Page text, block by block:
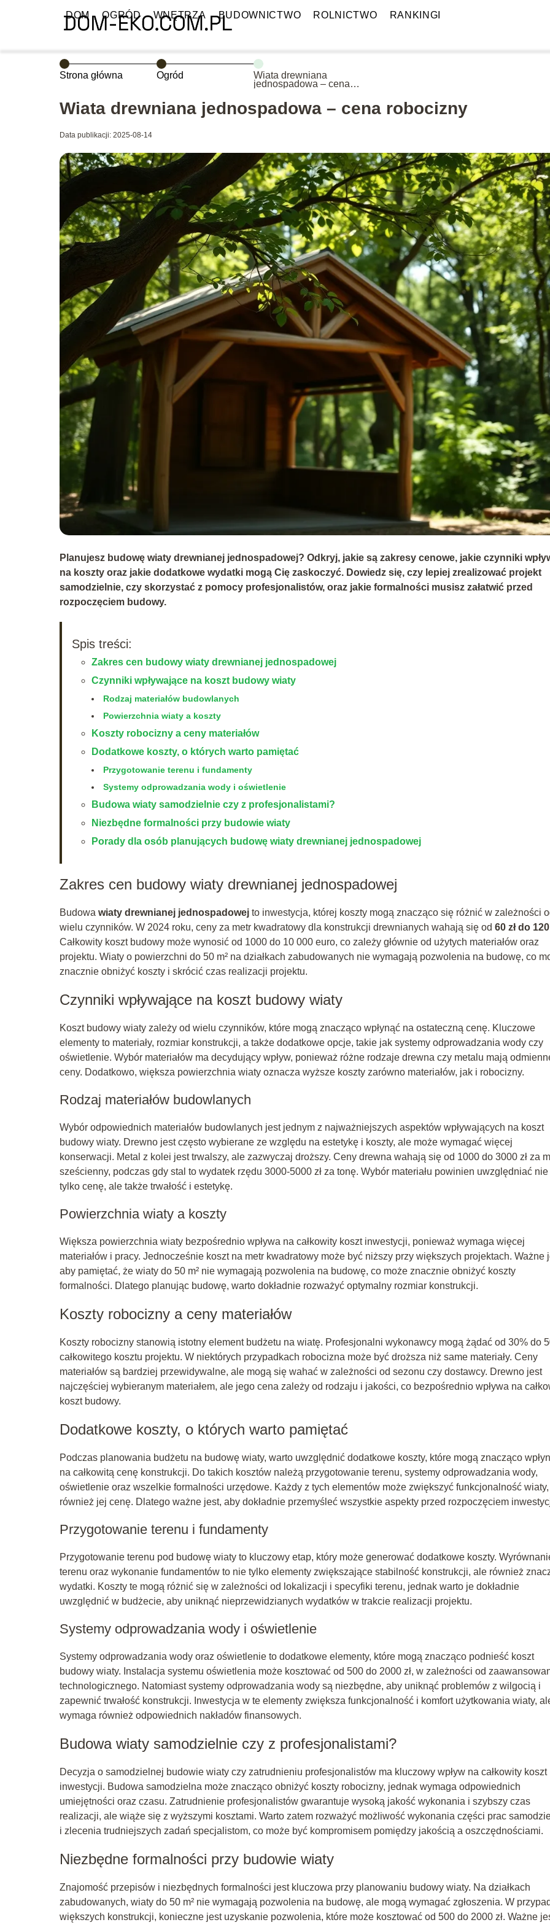
DOM OGRÓD WNĘTRZA BUDOWNICTWO ROLNICTWO RANKINGI
Strona główna Ogród
Wiata drewniana
jednospadowa – cena
Wiata drewniana jednospadowa – cena robocizny
Data publikacji: 2025-08-14
Planujesz budowę wiaty drewnianej jednospadowej? Odkryj, jakie są zakresy cenowe, jakie czynniki
na koszty oraz jakie dodatkowe wydatki mogą Cię zaskoczyć. Dowiedz się, czy lepiej zrealizować projekt
samodzielnie, czy skorzystać z pomocy profesjonalistów, oraz jakie formalności musisz załatwić przed
rozpoczęciem budowy.
Spis treści:
Zakres cen budowy wiaty drewnianej jednospadowej
Czynniki wpływające na koszt budowy wiaty
Rodzaj materiałów budowlanych
Powierzchnia wiaty a koszty
Koszty robocizny a ceny materiałów
Dodatkowe koszty, o których warto pamiętać
Przygotowanie terenu i fundamenty
Systemy odprowadzania wody i oświetlenie
Budowa wiaty samodzielnie czy z profesjonalistami?
Niezbędne formalności przy budowie wiaty
Porady dla osób planujących budowę wiaty drewnianej jednospadowej
Zakres cen budowy wiaty drewnianej jednospadowej
Budowa wiaty drewnianej jednospadowej to inwestycja, której koszty mogą znacząco się różnić w zależności
wielu czynników. W 2024 roku, ceny za metr kwadratowy dla konstrukcji drewnianych wahają się od 60 zł do 120
Całkowity koszt budowy może wynosić od 1000 do 10 000 euro, co zależy głównie od użytych materiałów oraz
projektu. Wiaty o powierzchni do 50 m² na działkach zabudowanych nie wymagają pozwolenia na budowę, co
znacznie obniżyć koszty i skrócić czas realizacji projektu.
Czynniki wpływające na koszt budowy wiaty
Koszt budowy wiaty zależy od wielu czynników, które mogą znacząco wpłynąć na ostateczną cenę. Kluczowe
elementy to materiały, rozmiar konstrukcji, a także dodatkowe opcje, takie jak systemy odprowadzania wody czy
oświetlenie. Wybór materiałów ma decydujący wpływ, ponieważ różne rodzaje drewna czy metalu mają
ceny. Dodatkowo, większa powierzchnia wiaty oznacza wyższe koszty zarówno materiałów, jak i robocizny.
Rodzaj materiałów budowlanych
Wybór odpowiednich materiałów budowlanych jest jednym z najważniejszych aspektów wpływających na koszt
budowy wiaty. Drewno jest często wybierane ze względu na estetykę i koszty, ale może wymagać więcej
konserwacji. Metal z kolei jest trwalszy, ale zazwyczaj droższy. Ceny drewna wahają się od 1000 do 3000 zł za
sześcienny, podczas gdy stal to wydatek rzędu 3000-5000 zł za tonę. Wybór materiału powinien uwzględniać nie
tylko cenę, ale także trwałość i estetykę.
Powierzchnia wiaty a koszty
Większa powierzchnia wiaty bezpośrednio wpływa na całkowity koszt inwestycji, ponieważ wymaga więcej
materiałów i pracy. Jednocześnie koszt na metr kwadratowy może być niższy przy większych projektach. Ważne
aby pamiętać, że wiaty do 50 m² nie wymagają pozwolenia na budowę, co może znacznie obniżyć koszty
formalności. Dlatego planując budowę, warto dokładnie rozważyć optymalny rozmiar konstrukcji.
Koszty robocizny a ceny materiałów
Koszty robocizny stanowią istotny element budżetu na wiatę. Profesjonalni wykonawcy mogą żądać od 30% do
całkowitego kosztu projektu. W niektórych przypadkach robocizna może być droższa niż same materiały. Ceny
materiałów są bardziej przewidywalne, ale mogą się wahać w zależności od sezonu czy dostawcy. Drewno jest
najczęściej wybieranym materiałem, ale jego cena zależy od rodzaju i jakości, co bezpośrednio wpływa na
koszt budowy.
Dodatkowe koszty, o których warto pamiętać
Podczas planowania budżetu na budowę wiaty, warto uwzględnić dodatkowe koszty, które mogą znacząco
na całkowitą cenę konstrukcji. Do takich kosztów należą przygotowanie terenu, systemy odprowadzania wody,
oświetlenie oraz wszelkie formalności urzędowe. Każdy z tych elementów może zwiększyć funkcjonalność
również jej cenę. Dlatego ważne jest, aby dokładnie przemyśleć wszystkie aspekty przed rozpoczęciem
Przygotowanie terenu i fundamenty
Przygotowanie terenu pod budowę wiaty to kluczowy etap, który może generować dodatkowe koszty.
terenu oraz wykonanie fundamentów to nie tylko elementy zwiększające stabilność konstrukcji, ale również
wydatki. Koszty te mogą różnić się w zależności od lokalizacji i specyfiki terenu, jednak warto je dokładnie
uwzględnić w budżecie, aby uniknąć nieprzewidzianych wydatków w trakcie realizacji projektu.
Systemy odprowadzania wody i oświetlenie
Systemy odprowadzania wody oraz oświetlenie to dodatkowe elementy, które mogą znacząco podnieść koszt
budowy wiaty. Instalacja systemu oświetlenia może kosztować od 500 do 2000 zł, w zależności od
technologicznego. Natomiast systemy odprowadzania wody są niezbędne, aby uniknąć problemów z wilgocią i
zapewnić trwałość konstrukcji. Inwestycja w te elementy zwiększa funkcjonalność i komfort użytkowania wiaty,
wymaga również odpowiednich nakładów finansowych.
Budowa wiaty samodzielnie czy z profesjonalistami?
Decyzja o samodzielnej budowie wiaty czy zatrudnieniu profesjonalistów ma kluczowy wpływ na całkowity koszt
inwestycji. Budowa samodzielna może znacząco obniżyć koszty robocizny, jednak wymaga odpowiednich
umiejętności oraz czasu. Zatrudnienie profesjonalistów gwarantuje wysoką jakość wykonania i szybszy czas
realizacji, ale wiąże się z wyższymi kosztami. Warto zatem rozważyć możliwość wykonania części prac
i zlecenia trudniejszych zadań specjalistom, co może być kompromisem pomiędzy jakością a oszczędnościami.
Niezbędne formalności przy budowie wiaty
Znajomość przepisów i niezbędnych formalności jest kluczowa przy planowaniu budowy wiaty. Na działkach
zabudowanych, wiaty do 50 m² nie wymagają pozwolenia na budowę, ale mogą wymagać zgłoszenia. W
większych konstrukcji, konieczne jest uzyskanie pozwolenia, które może kosztować od 500 do 2000 zł. Ważne